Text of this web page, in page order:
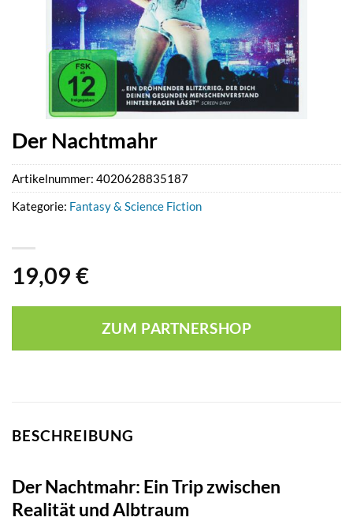
Der Nachtmahr
19,09 €
ZUM PARTNERSHOP
Artikelnummer: 4020628835187
Kategorie: Fantasy & Science Fiction
BESCHREIBUNG
Der Nachtmahr: Ein Trip zwischen
Realität und Albtraum